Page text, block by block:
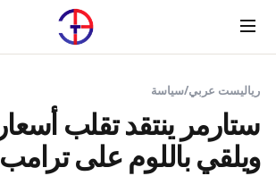
Menu
رياليست عربي/سياسة
ستارمر ينتقد تقلب
ويلقي باللوم على